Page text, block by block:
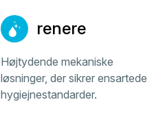
renere
Højtydende mekaniske
løsninger, der sikrer ensartede
hygiejnestandarder.